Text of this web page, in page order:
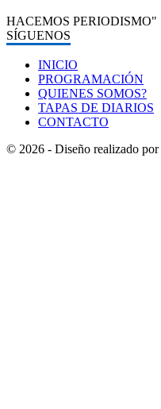
HACEMOS PERIODISMO"
SÍGUENOS
INICIO
PROGRAMACIÓN
QUIENES SOMOS?
TAPAS DE DIARIOS
CONTACTO
© 2026 - Diseño realizado por